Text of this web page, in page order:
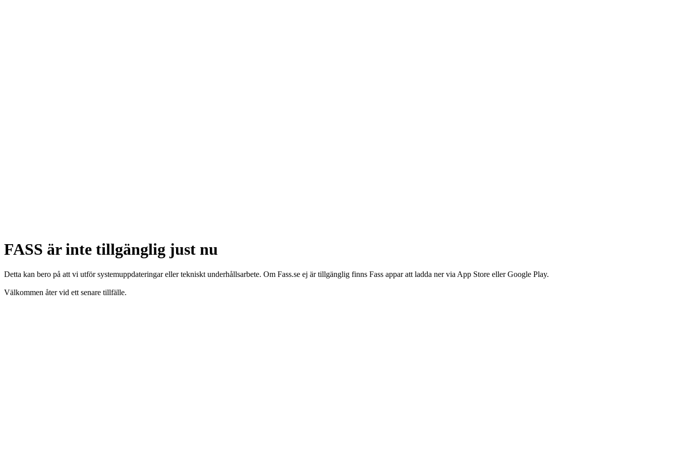
FASS är inte tillgänglig just nu
Detta kan bero på att vi utför systemuppdateringar eller tekniskt underhållsarbete. Om Fass.se ej är tillgänglig finns Fass appar att ladda ner via App Store eller Google Play.
Välkommen åter vid ett senare tillfälle.